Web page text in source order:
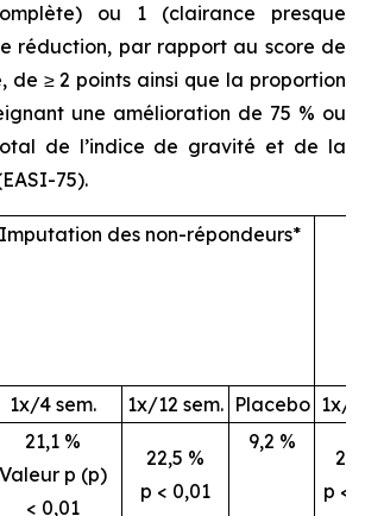
ou 1 (clairance presque
réduction, par rapport au score de
de ≥ 2 points ainsi que la proportion
une amélioration de 75 % ou
de l’indice de gravité et de la
75).
Imputation des non-répondeurs*
1x/4 sem. 1x/12 sem. Placebo 1x/4
21,1 %
Valeur p (p)
< 0,01
22,5 %
p < 0,01
9,2 %
p <